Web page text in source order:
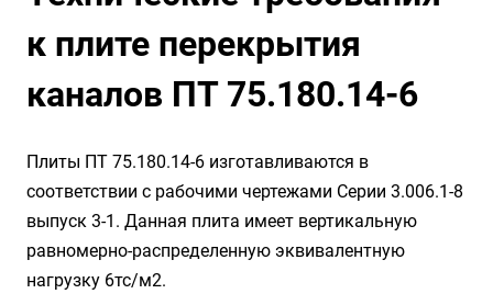
к плите перекрытия
каналов ПТ 75.180.14-6
Плиты ПТ 75.180.14-6 изготавливаются в
соответствии с рабочими чертежами Серии 3.006.1-8
выпуск 3-1. Данная плита имеет вертикальную
равномерно-распределенную эквивалентную
нагрузку 6тс/м2.